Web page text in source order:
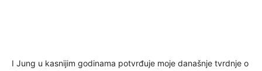
I Jung u kasnijim godinama potvrđuje moje današnje tvrdnje o